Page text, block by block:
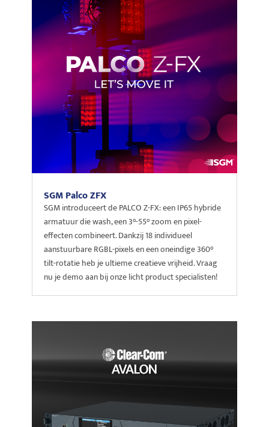
SGM Palco ZFX
SGM introduceert de PALCO Z-FX: een IP65 hybride
armatuur die wash, een 3°-55° zoom en pixel-
effecten combineert. Dankzij 18 individueel
aanstuurbare RGBL-pixels en een oneindige 360°
tilt-rotatie heb je ultieme creatieve vrijheid. Vraag
nu je demo aan bij onze licht product specialisten!